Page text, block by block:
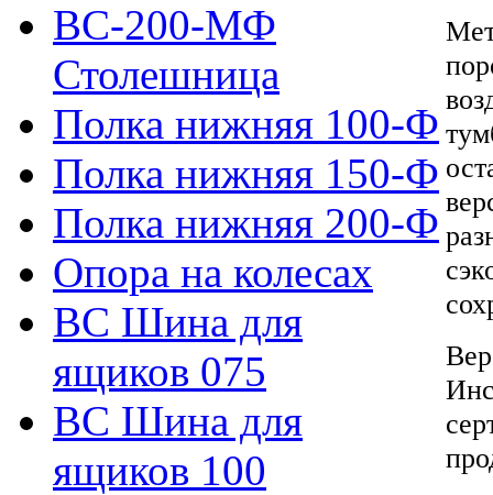
ВС-200-МФ
Столешница
Полка нижняя 100-Ф
Полка нижняя 150-Ф
Полка нижняя 200-Ф
Опора на колесах
ВС Шина для
ящиков 075
ВС Шина для
ящиков 100